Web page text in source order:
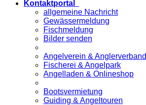
Kontaktportal
allgemeine Nachricht
Gewässermeldung
Fischmeldung
Bilder senden
Angelverein & Anglerverband
Fischerei & Angelpark
Angelladen & Onlineshop
Bootsvermietung
Guiding & Angeltouren